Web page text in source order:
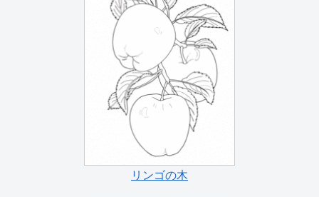
リンゴの木